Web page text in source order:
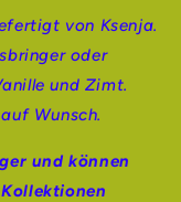
von Ksenja.
oder
und Zimt.
Wunsch.
und können